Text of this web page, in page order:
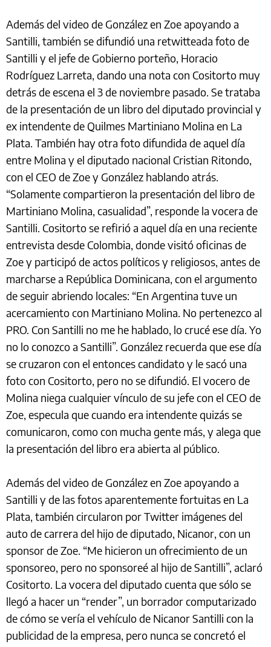
Además del video de González en Zoe apoyando a
Santilli, también se difundió una retwitteada foto de
Santilli y el jefe de Gobierno porteño, Horacio
Rodríguez Larreta, dando una nota con Cositorto muy
detrás de escena el 3 de noviembre pasado. Se trataba
de la presentación de un libro del diputado provincial y
ex intendente de Quilmes Martiniano Molina en La
Plata. También hay otra foto difundida de aquel día
entre Molina y el diputado nacional Cristian Ritondo,
con el CEO de Zoe y González hablando atrás.
“Solamente compartieron la presentación del libro de
Martiniano Molina, casualidad”, responde la vocera de
Santilli. Cositorto se refirió a aquel día en una reciente
entrevista desde Colombia, donde visitó oficinas de
Zoe y participó de actos políticos y religiosos, antes de
marcharse a República Dominicana, con el argumento
de seguir abriendo locales: “En Argentina tuve un
acercamiento con Martiniano Molina. No pertenezco al
PRO. Con Santilli no me he hablado, lo crucé ese día. Yo
no lo conozco a Santilli”. González recuerda que ese día
se cruzaron con el entonces candidato y le sacó una
foto con Cositorto, pero no se difundió. El vocero de
Molina niega cualquier vínculo de su jefe con el CEO de
Zoe, especula que cuando era intendente quizás se
comunicaron, como con mucha gente más, y alega que
la presentación del libro era abierta al público.
Además del video de González en Zoe apoyando a
Santilli y de las fotos aparentemente fortuitas en La
Plata, también circularon por Twitter imágenes del
auto de carrera del hijo de diputado, Nicanor, con un
sponsor de Zoe. “Me hicieron un ofrecimiento de un
sponsoreo, pero no sponsoreé al hijo de Santilli”, aclaró
Cositorto. La vocera del diputado cuenta que sólo se
llegó a hacer un “render”, un borrador computarizado
de cómo se vería el vehículo de Nicanor Santilli con la
publicidad de la empresa, pero nunca se concretó el